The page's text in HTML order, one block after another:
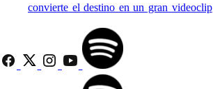
convierte el destino en un gran videoclip